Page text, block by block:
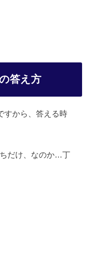
答え方
すから、答える時
だけ、なのか…丁